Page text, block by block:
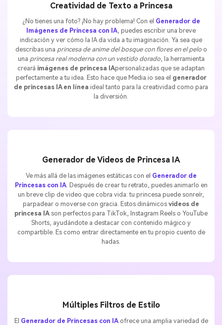
Creatividad de Texto a Princesa
¿No tienes una foto? ¡No hay problema! Con el Generador de
Imágenes de Princesa con IA, puedes escribir una breve
indicación y ver cómo la IA da vida a tu imaginación. Ya sea que
describas una princesa de anime del bosque con flores en el peloo
una princesa real moderna con un vestido dorado, la herramienta
creará imágenes de princesa IApersonalizadas que se adaptan
perfectamente a tu idea. Esto hace que Media.io sea el generador
de princesas IA en línea ideal tanto para la creatividad como para
la diversión.
Generador de Videos de Princesa IA
Ve más allá de las imágenes estáticas con el Generador de
Princesas con IA. Después de crear tu retrato, puedes animarlo en
un breve clip de video que cobra vida: tu princesa puede sonreír,
parpadear o moverse con gracia. Estos dinámicos videos de
princesa IA son perfectos para TikTok, Instagram Reels o YouTube
Shorts, ayudándote a destacar con contenido mágico y
compartible. Es como entrar directamente en tu propio cuento de
hadas.
Múltiples Filtros de Estilo
El Generador de Princesas con IAofrece una amplia variedad de